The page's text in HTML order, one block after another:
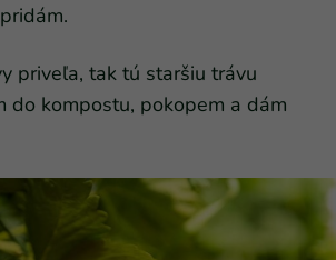
priveľa, tak tú staršiu trávu
do kompostu, pokopem a dám